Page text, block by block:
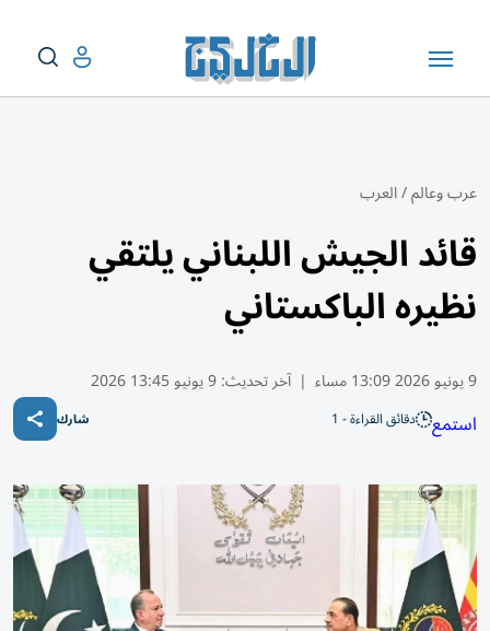
عرب وعالم/العرب
قائد الجيش اللبناني يلتقي
نظيره الباكستاني
9 يونيو 2026 13:09 مساء | آخر تحديث:9 يونيو 13:45 2026
استمع دقائق القراءة - 1 شارك